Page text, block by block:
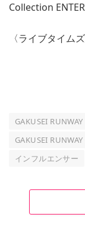
Collection
〈ライブタイム
GAKUSEI RUNWAY
GAKUSEI
インフルエンサー